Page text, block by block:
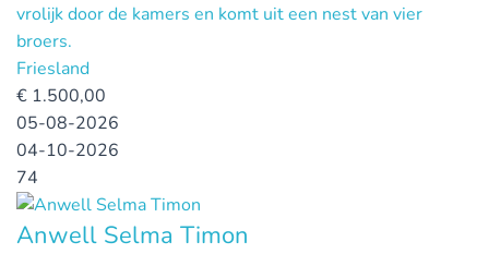
vrolijk door de kamers en komt uit een nest van vier
broers.
Friesland
€ 1.500,00
05-08-2026
04-10-2026
74
Anwell Selma Timon